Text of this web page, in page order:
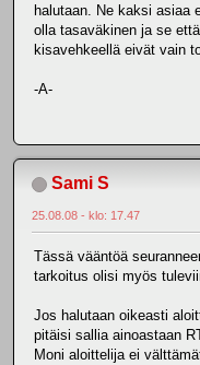
halutaan. Ne kaksi asiaa
olla tasaväkinen ja se
kisavehkeellä eivät vain
-A-
Sami S
25.08.08 - klo: 17.47
Tässä vääntöä
tarkoitus olisi myös
Jos halutaan oikeasti
pitäisi sallia ainoastaan
Moni aloittelija ei